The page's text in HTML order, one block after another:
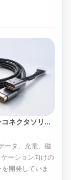
USB 5Gbpsおよび10Gbps用の高速ポゴピンコネクタソリューション
ータ、充電、磁
ーション向けの
開発していま